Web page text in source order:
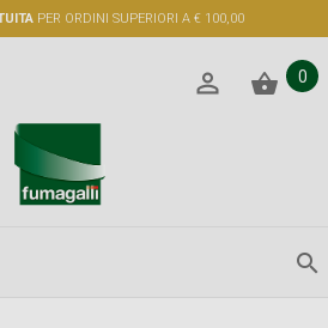
PER ORDINI SUPERIORI A € 100,00
0